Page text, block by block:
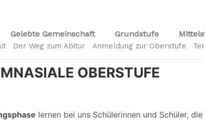
Gelebte Gemeinschaft Grundstufe
Der Weg zum Abitur Anmeldung zur Oberstufe
OBERSTUFE
lernen bei uns Schülerinnen und Schüler,